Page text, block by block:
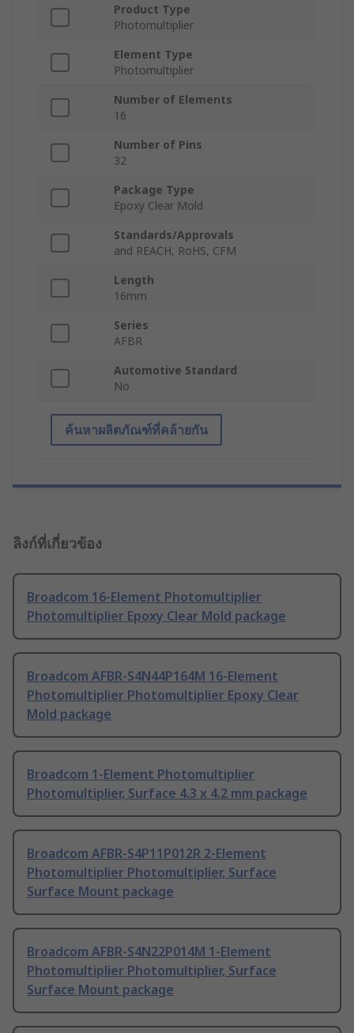
Product Type
Photomultiplier
Element Type
Photomultiplier
Number of Elements
16
Number of Pins
32
Package Type
Epoxy Clear Mold
Standards/Approvals
and REACH, RoHS, CFM
Length
16mm
Series
AFBR
Automotive Standard
No
ค้นหาผลิตภัณฑ์ที่คล้ายกัน
ลิงก์ที่เกี่ยวข้อง
Broadcom 16-Element Photomultiplier
Photomultiplier Epoxy Clear Mold package
Broadcom AFBR-S4N44P164M 16-Element
Photomultiplier Photomultiplier Epoxy Clear
Mold package
Broadcom 1-Element Photomultiplier
Photomultiplier, Surface 4.3 x 4.2 mm package
Broadcom AFBR-S4P11P012R 2-Element
Photomultiplier Photomultiplier, Surface
Surface Mount package
Broadcom AFBR-S4N22P014M 1-Element
Photomultiplier Photomultiplier, Surface
Surface Mount package